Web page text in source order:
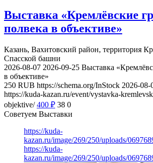
Выставка «Кремлёвские
полвека в объективе»
Казань, Вахитовский район, территория
Спасской башни
2026-08-07 2026-09-25 Выставка
в объективе»
250 RUB https://schema.org/InStock 2026-08-
https://kuda-kazan.ru/event/vystavka-
objektive/ 400 ₽ 38 0
Советуем Выставки
https://kuda-
kazan.ru/image/269/250/uploads/
https://kuda-
kazan.ru/image/269/250/uploads/